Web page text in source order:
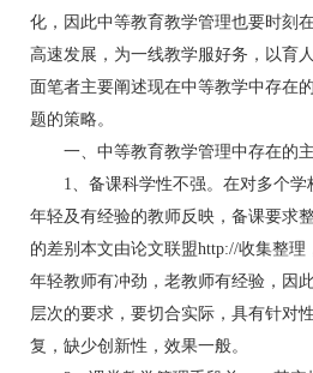
化，因此中等教育教学管理也要时刻
高速发展，为一线教学服好务，以育
面笔者主要阐述现在中等教学中存在
题的策略。
一、中等教育教学管理中存在的
1、备课科学性不强。在对多个学
年轻及有经验的教师反映，备课要求
的差别本文由论文联盟http://收集整理
年轻教师有冲劲，老教师有经验，因
层次的要求，要切合实际，具有针对
复，缺少创新性，效果一般。